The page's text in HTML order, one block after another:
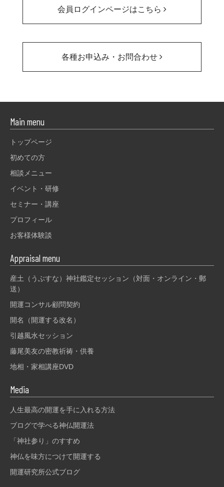
会員ログインページはこちら
各種お申込み・お問合わせ
Main menu
トップページ
初めての方
相談メニュー
イベント・研修
セミナー・講座
プロフィール
お客様体験談
Appraisal menu
産土（うぶすな）神社鑑定セッション（対面・オンライン・郵
送）
開運コンサル顧問契約
開名（開運する改名）
引越風水セッション
藤尾美友の密教祈祷・供養
地相・家相講座DVD
Media
人生最高の開運を手に入れる方法
ブログで学べる神仏開運法
「神社参り」のすすめ
神仏を味方につけて開運する
開運研究所公式ブログ